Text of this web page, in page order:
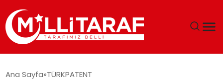
Ana Sayfa TÜRKPATENT